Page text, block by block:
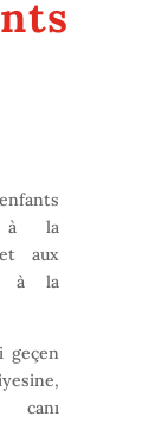
à la
aux
à la
geçen
canı